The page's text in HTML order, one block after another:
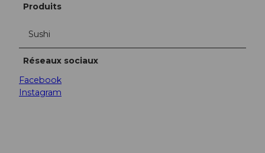
Produits
Sushi
Réseaux sociaux
Facebook
Instagram